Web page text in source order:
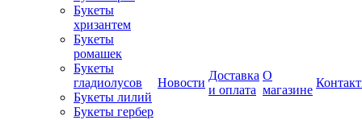
Букеты
хризантем
Букеты
ромашек
Букеты
гладиолусов
Букеты лилий
Букеты гербер
Новости
Доставка
и оплата
О
магазине